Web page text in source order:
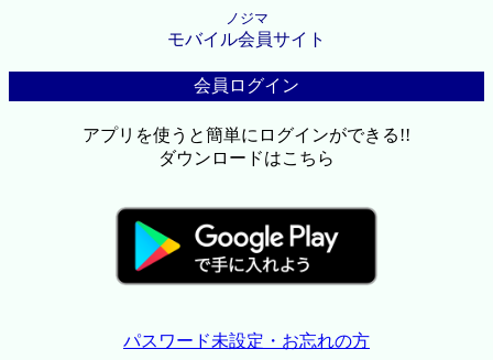
ノジマ
モバイル会員サイト
会員ログイン
アプリを使うと簡単にログインができる!!
ダウンロードはこちら
パスワード未設定・お忘れの方